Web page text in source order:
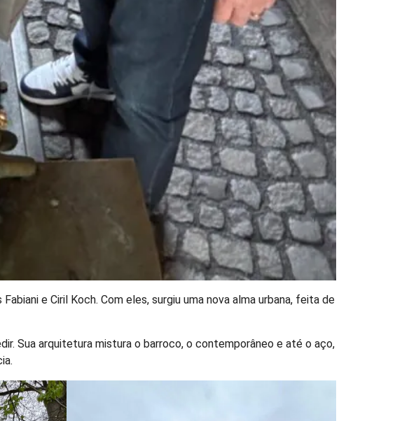
e Ciril Koch. Com eles, surgiu uma nova alma urbana, feita de
Sua arquitetura mistura o barroco, o contemporâneo e até o aço,